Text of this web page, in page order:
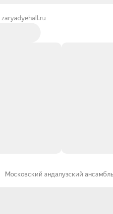
Московский андалузский